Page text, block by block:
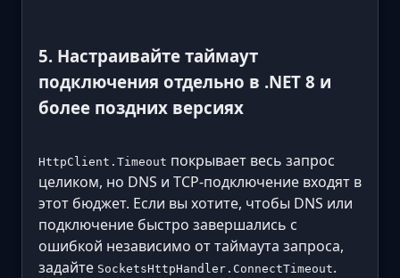
5. Настраивайте таймаут
подключения отдельно в .NET 8 и
более поздних версиях
HttpClient.Timeout покрывает весь запрос
целиком, но DNS и TCP-подключение входят в
этот бюджет. Если вы хотите, чтобы DNS или
подключение быстро завершались с
ошибкой независимо от таймаута запроса,
задайте SocketsHttpHandler.ConnectTimeout.